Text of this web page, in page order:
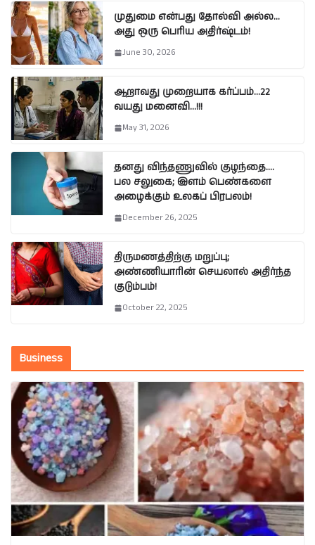
முதுமை என்பது தோல்வி அல்ல…
அது ஒரு பெரிய அதிர்ஷ்டம்!
June 30, 2026
ஆறாவது முறையாக கர்ப்பம்…22
வயது மனைவி…!!!
May 31, 2026
தனது விந்தணுவில் குழந்தை….
பல சலுகை; இளம் பெண்களை
அழைக்கும் உலகப் பிரபலம்!
December 26, 2025
திருமணத்திற்கு மறுப்பு;
அண்ணியாரின் செயலால் அதிர்ந்த
குடும்பம்!
October 22, 2025
Business